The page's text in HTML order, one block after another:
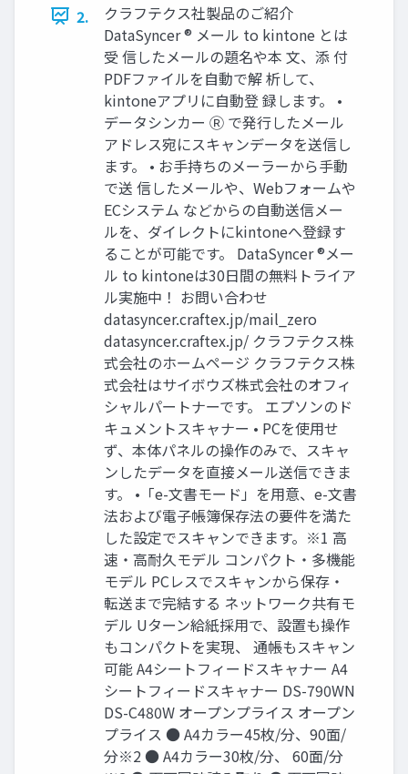
2.
クラフテクス社製品のご紹介
DataSyncer ® メール to kintone とは
受 信したメールの題名や本 文、添 付
PDFファイルを自動で解 析して、
kintoneアプリに自動登 録します。 •
データシンカー Ⓡ で発行したメール
アドレス宛にスキャンデータを送信し
ます。 • お手持ちのメーラーから手動
で送 信したメールや、Webフォームや
ECシステム などからの自動送信メー
ルを、ダイレクトにkintoneへ登録す
ることが可能です。 DataSyncer ®メー
ル to kintoneは30日間の無料トライア
ル実施中！ お問い合わせ
datasyncer.craftex.jp/mail_zero
datasyncer.craftex.jp/ クラフテクス株
式会社のホームページ クラフテクス株
式会社はサイボウズ株式会社のオフィ
シャルパートナーです。 エプソンのド
キュメントスキャナー • PCを使用せ
ず、本体パネルの操作のみで、スキャ
ンしたデータを直接メール送信できま
す。 •「e-文書モード」を用意、e-文書
法および電子帳簿保存法の要件を満た
した設定でスキャンできます。※1 高
速・高耐久モデル コンパクト・多機能
モデル PCレスでスキャンから保存・
転送まで完結する ネットワーク共有モ
デル Uターン給紙採用で、設置も操作
もコンパクトを実現、 通帳もスキャン
可能 A4シートフィードスキャナー A4
シートフィードスキャナー DS-790WN
DS-C480W オープンプライス オープン
プライス ● A4カラー45枚/分、90面/
分※2 ● A4カラー30枚/分、 60面/分